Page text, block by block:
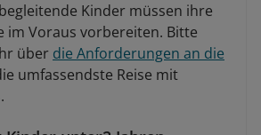
Kinder müssen ihre
im Voraus vorbereiten. Bitte
über die Anforderungen an die
umfassendste Reise mit